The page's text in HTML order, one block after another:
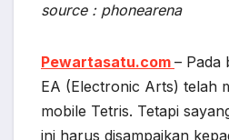
source : phonearena
Pewartasatu.com – Pada
EA (Electronic Arts) telah
mobile Tetris. Tetapi
ini harus disampaikan